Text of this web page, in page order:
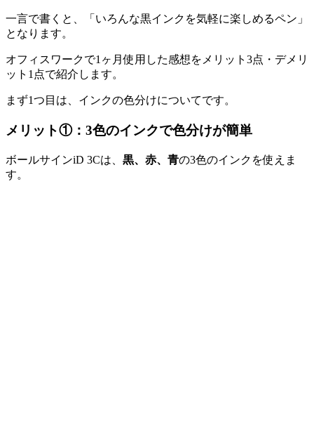
一言で書くと、「いろんな黒インクを気軽に楽しめるペン」
となります。
オフィスワークで1ヶ月使用した感想をメリット3点・デメリ
ット1点で紹介します。
まず1つ目は、インクの色分けについてです。
メリット①：3色のインクで色分けが簡単
ボールサインiD 3Cは、 黒、赤、青の3色のインクを使えま
す。